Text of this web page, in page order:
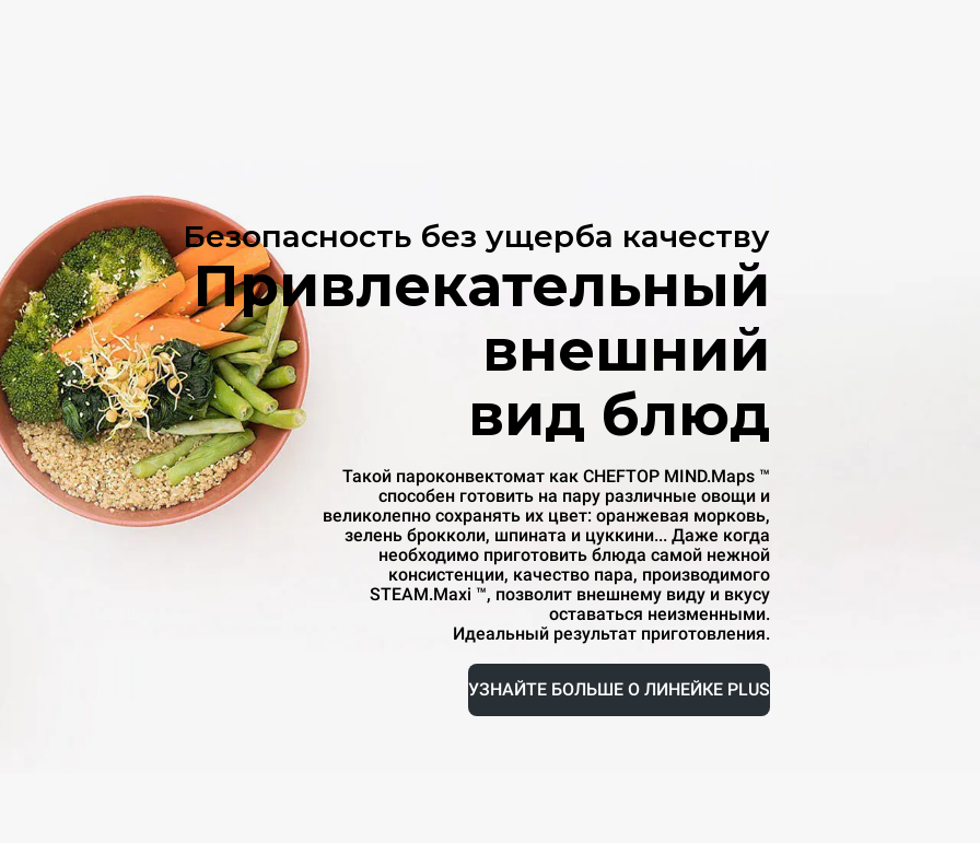
Безопасность без ущерба качеству
Привлекательный
внешний
вид блюд
Такой пароконвектомат как CHEFTOP MIND.Maps ™
способен готовить на пару различные овощи и
великолепно сохранять их цвет: оранжевая морковь,
зелень брокколи, шпината и цуккини... Даже когда
необходимо приготовить блюда самой нежной
консистенции, качество пара, производимого
STEAM.Maxi ™, позволит внешнему виду и вкусу
оставаться неизменными.
Идеальный результат приготовления.
УЗНАЙТЕ БОЛЬШЕ О ЛИНЕЙКЕ PLUS